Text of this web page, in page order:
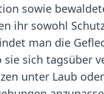
sowie
ihr sowohl
man die
sich tagsüber
unter Laub